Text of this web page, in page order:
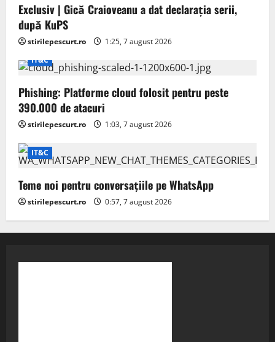
Exclusiv | Gică Craioveanu a dat declarația serii,
după KuPS
stirilepescurt.ro
1:25, 7 august 2026
IT&C
Phishing: Platforme cloud folosit pentru peste
390.000 de atacuri
stirilepescurt.ro 1:03, 7 august 2026
IT&C
Teme noi pentru conversațiile pe WhatsApp
stirilepescurt.ro 0:57, 7 august 2026